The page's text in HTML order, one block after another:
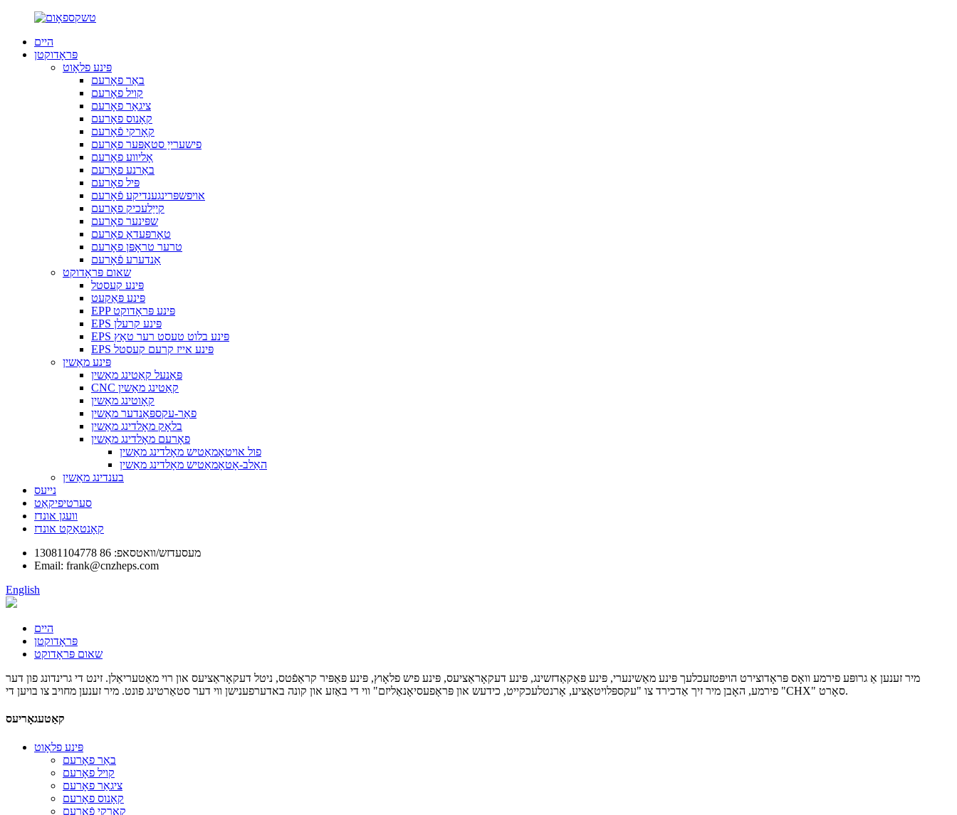
היים
פּראָדוקטן
פּינע פלאָוט
באַר פאָרעם
קויל פאָרעם
ציגאַר פאָרעם
קאָנוס פאָרעם
קאָרקי פֿאָרעם
פישערייַ סטאַפּער פאָרעם
אָליווע פאָרעם
באַרנע פאָרעם
פּיל פאָרעם
אויפשפּרינגענדיקע פֿאָרעם
קייַלעכיק פאָרעם
שפּינער פאָרעם
טאָרפּעדאָ פאָרעם
טרער טראָפּן פאָרעם
אַנדערע פֿאָרעם
שאום פּראָדוקט
פּינע קעסטל
פּינע פּאַקעט
EPP פּינע פּראָדוקט
EPS פּינע קרעלן
EPS פּינע בלוט טעסט רער טאַץ
EPS פּינע אייז קרעם קעסטל
פּינע מאַשין
פּאַנעל קאַטינג מאַשין
CNC קאַטינג מאַשין
קאָוטינג מאַשין
פאַר-עקספּאַנדער מאַשין
בלאָק מאָלדינג מאַשין
פאָרעם מאָלדינג מאַשין
פול אויטאָמאַטיש מאָלדינג מאַשין
האַלב-אָטאָמאַטיש מאָלדינג מאַשין
בענדינג מאַשין
נייעס
סערטיפיקאַט
וועגן אונדז
קאָנטאַקט אונדז
מעסעדזש/וואטסאפ: 86 13081104778
Email: frank@cnzheps.com
English
היים
פּראָדוקטן
שאום פּראָדוקט
מיר זענען אַ גרופּע פירמע וואָס פּראָדוצירט הויפּטזעכלעך פּינע מאַשינערי, פּינע פּאַקאַדזשינג, פּינע דעקאָראַציעס, פּינע פיש פלאָוץ, פּינע פּאַפּיר קראַפֿטס, ניטל דעקאָראַציעס און רוי מאַטעריאַלן. זינט די גרינדונג פון דער
פירמע, האָבן מיר זיך אַדכירד צו "עקספּלויטאַציע, אָרנטלעכקייט, כידעש און פּראָפעסיאָנאַליזם" ווי די באַזע און קונה באדערפענישן ווי דער סטאַרטינג פונט. מיר זענען מחויב צו בויען די "CHX" סאָרט.
קאַטעגאָריעס
פּינע פלאָוט
באַר פאָרעם
קויל פאָרעם
ציגאַר פאָרעם
קאָנוס פאָרעם
קאָרקי פֿאָרעם